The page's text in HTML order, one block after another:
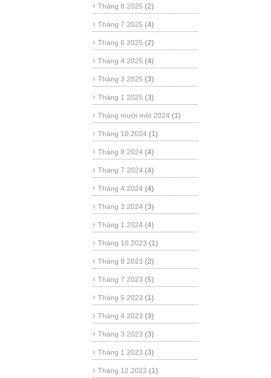
Tháng 8 2025 (2)
Tháng 7 2025 (4)
Tháng 6 2025 (2)
Tháng 4 2025 (4)
Tháng 3 2025 (3)
Tháng 1 2025 (3)
Tháng mười một 2024 (1)
Tháng 10 2024 (1)
Tháng 8 2024 (4)
Tháng 7 2024 (4)
Tháng 4 2024 (4)
Tháng 3 2024 (3)
Tháng 1 2024 (4)
Tháng 10 2023 (1)
Tháng 8 2023 (2)
Tháng 7 2023 (5)
Tháng 5 2023 (1)
Tháng 4 2023 (3)
Tháng 3 2023 (3)
Tháng 1 2023 (3)
Tháng 12 2022 (1)